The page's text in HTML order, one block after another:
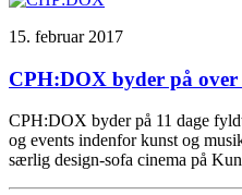
15. februar 2017
CPH:DOX byder på
CPH:DOX byder på 11 dage
og events indenfor kunst og
særlig design-sofa cinema på